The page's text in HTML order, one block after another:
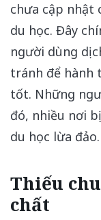
chưa cập nhật
du học. Đây
người dùng
tránh để hành
tốt. Những
đó, nhiều nơi
du học lừa đảo.
Thiếu
chất